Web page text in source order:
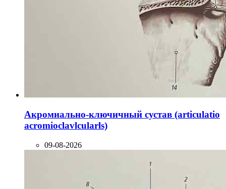
Акромиально-ключичный сустав (articulatio
acromioclavlcularls)
09-08-2026